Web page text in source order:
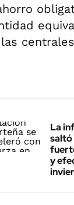
La
saltó
y